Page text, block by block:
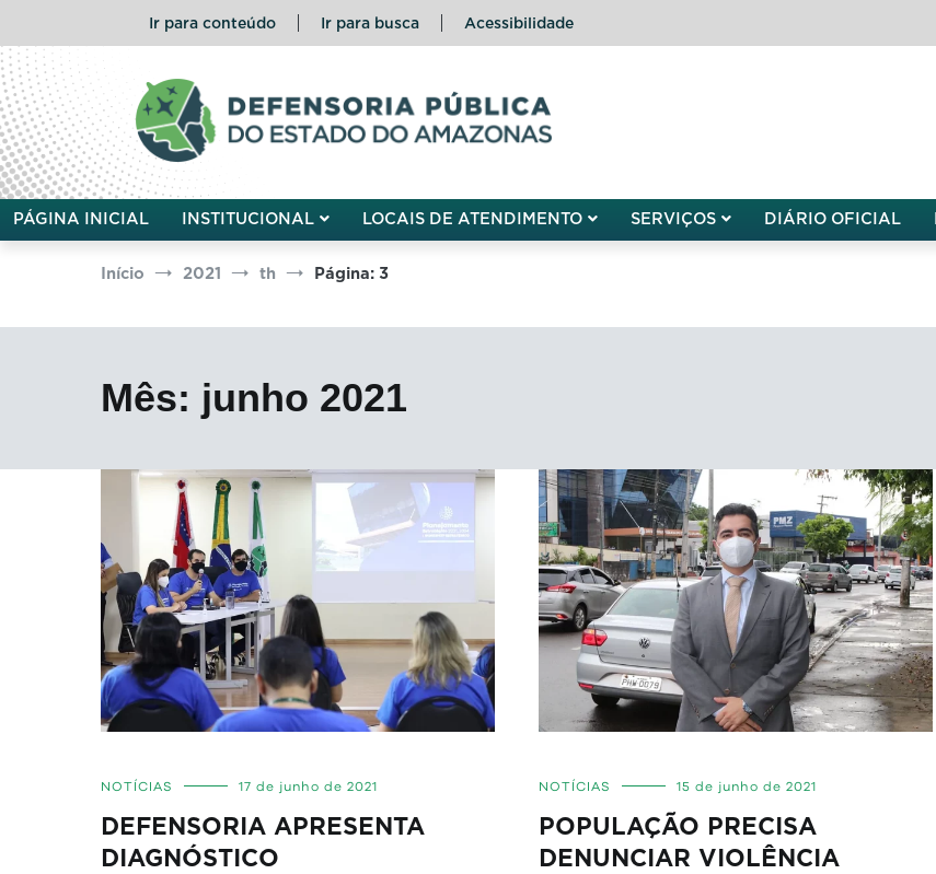
o
conteúdo
Ir para conteúdo Ir para busca Acessibilidade
Defensoria Pública do Estado do Amazonas
PÁGINA INICIAL INSTITUCIONAL LOCAIS DE ATENDIMENTO SERVIÇOS DIÁRIO OFICIAL
Início 2021 th Página: 3
Mês: junho 2021
NOTÍCIAS 17 de junho de 2021
DEFENSORIA APRESENTA
DIAGNÓSTICO
NOTÍCIAS 15 de junho de 2021
POPULAÇÃO PRECISA
DENUNCIAR VIOLÊNCIA